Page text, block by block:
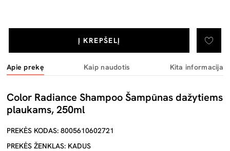
Į KREPŠELĮ
Apie prekę Kaip naudotis Kita informacija
Color Radiance Shampoo Šampūnas dažytiems
plaukams, 250ml
PREKĖS KODAS: 8005610602721
PREKĖS ŽENKLAS: KADUS